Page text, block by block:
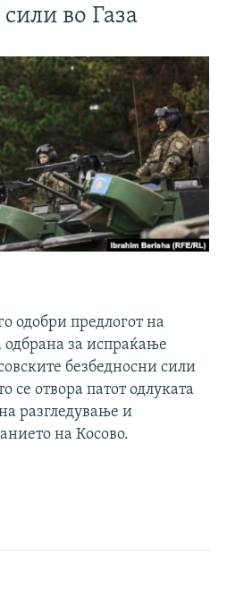
во Газа
одобри предлогот на
за испраќање
безбедносни сили
се отвора патот одлуката
разгледување и
на Косово.